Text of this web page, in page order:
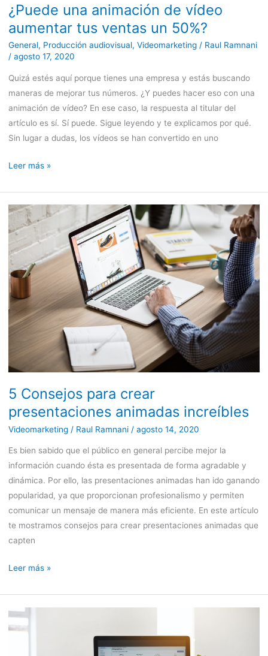
¿Puede una animación de vídeo
aumentar tus ventas un 50%?
General, Producción audiovisual, Videomarketing/ Raul Ramnani
/ agosto 17, 2020
Quizá estés aquí porque tienes una empresa y estás buscando
maneras de mejorar tus números. ¿Y puedes hacer eso con una
animación de vídeo? En ese caso, la respuesta al titular del
artículo es sí. Sí puede. Sigue leyendo y te explicamos por qué.
Sin lugar a dudas, los vídeos se han convertido en uno
Leer más »
5 Consejos para crear
presentaciones animadas increíbles
Videomarketing/ Raul Ramnani / agosto 14, 2020
Es bien sabido que el público en general percibe mejor la
información cuando ésta es presentada de forma agradable y
dinámica. Por ello, las presentaciones animadas han ido ganando
popularidad, ya que proporcionan profesionalismo y permiten
comunicar un mensaje de manera más eficiente. En este artículo
te mostramos consejos para crear presentaciones animadas que
capten
5
Consejos
para
crear
presentaciones
animadas
increíbles
Leer más »
9
tendencias